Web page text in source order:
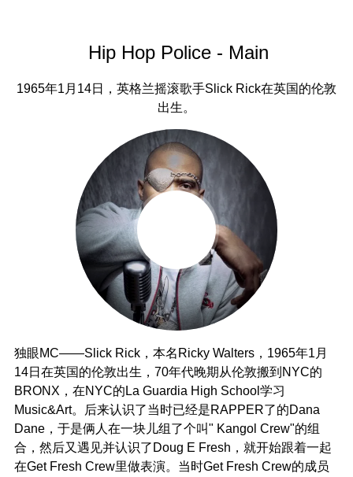
Hip Hop Police - Main
1965年1月14日，英格兰摇滚歌手Slick Rick在英国的伦敦
出生。
独眼MC——Slick Rick，本名Ricky Walters，1965年1月
14日在英国的伦敦出生，70年代晚期从伦敦搬到NYC的
BRONX，在NYC的La Guardia High School学习
Music&Art。后来认识了当时已经是RAPPER了的Dana
Dane，于是俩人在一块儿组了个叫" Kangol Crew"的组
合，然后又遇见并认识了Doug E Fresh，就开始跟着一起
在Get Fresh Crew里做表演。当时Get Fresh Crew的成员